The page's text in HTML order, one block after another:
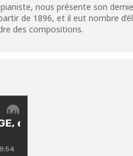
nous présente son
de 1896, et il eut nombre
des compositions.